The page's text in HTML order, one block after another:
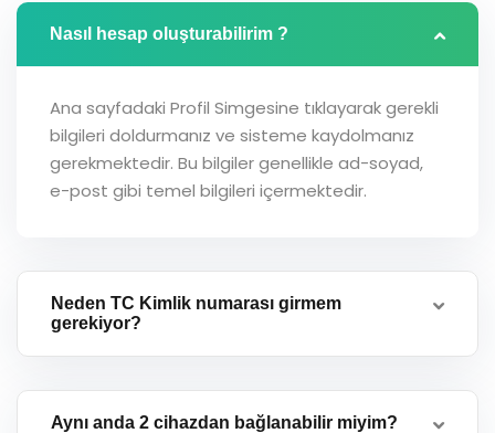
Nasıl hesap oluşturabilirim ?
Ana sayfadaki Profil Simgesine tıklayarak gerekli
bilgileri doldurmanız ve sisteme kaydolmanız
gerekmektedir. Bu bilgiler genellikle ad-soyad,
e-post gibi temel bilgileri içermektedir.
Neden TC Kimlik numarası girmem
gerekiyor?
Aynı anda 2 cihazdan bağlanabilir miyim?